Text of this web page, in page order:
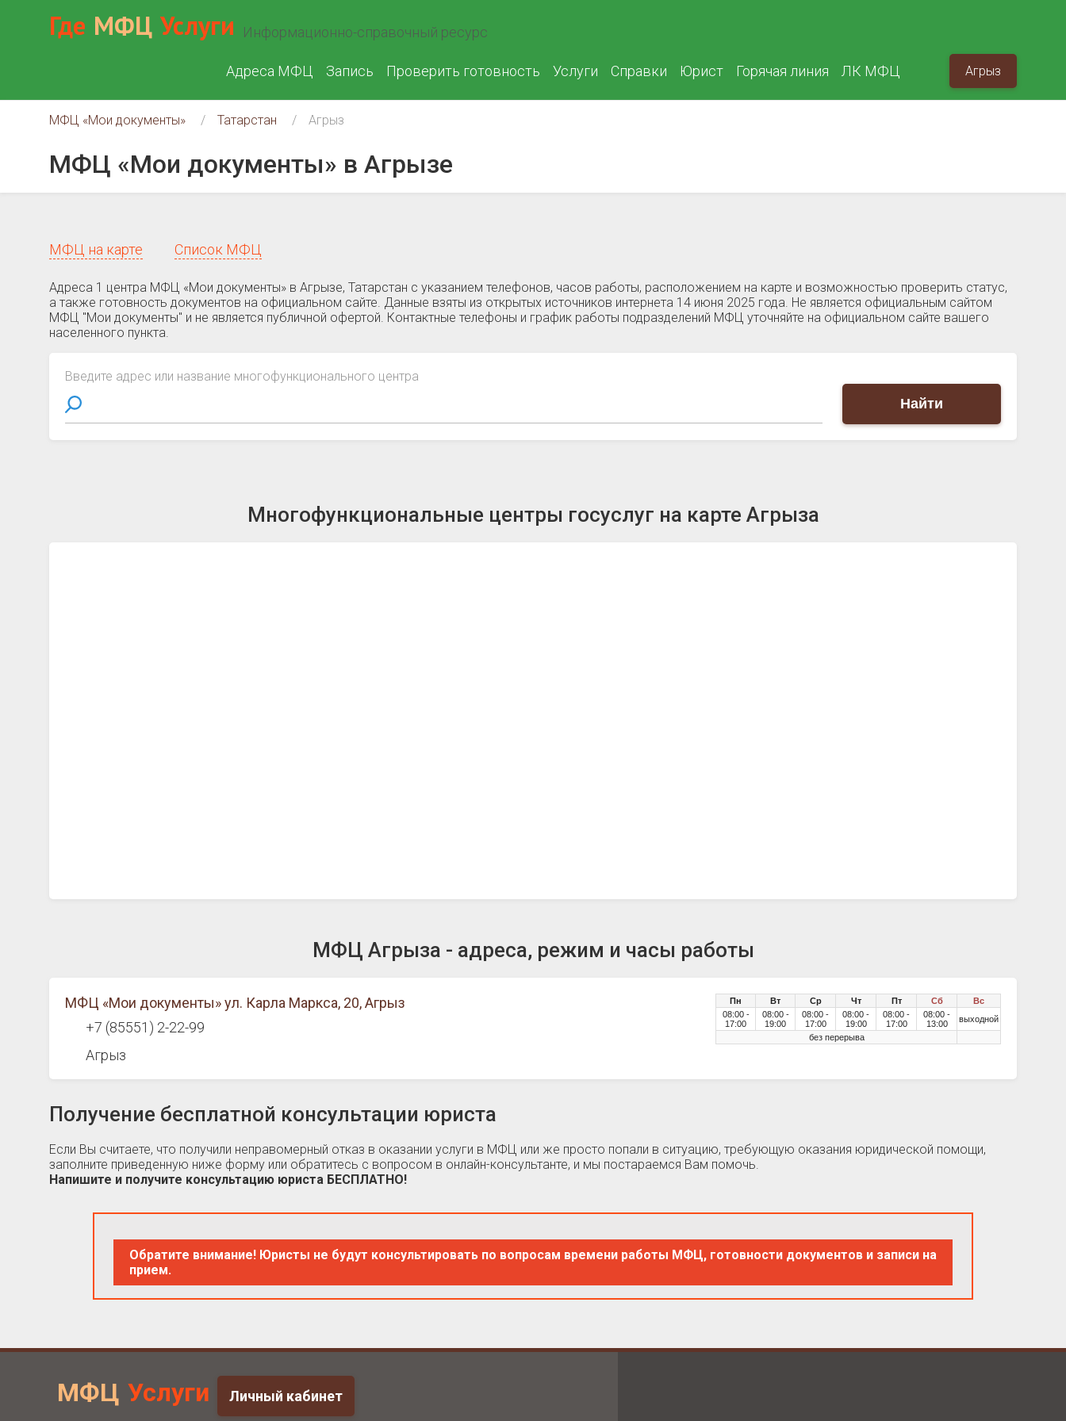
Где МФЦ Услуги Информационно-справочный ресурс
Адреса МФЦ Запись Проверить готовность Услуги Справки Юрист Горячая линия ЛК МФЦ Агрыз
МФЦ «Мои документы» Татарстан Агрыз
МФЦ «Мои документы» в Агрызе
МФЦ на карте Список МФЦ
Адреса 1 центра МФЦ «Мои документы» в Агрызе, Татарстан c указанием телефонов, часов работы, расположением на карте и возможностью проверить статус,
а также готовность документов на официальном сайте. Данные взяты из открытых источников интернета 14 июня 2025 года. Не является официальным сайтом
МФЦ "Мои документы" и не является публичной офертой. Контактные телефоны и график работы подразделений МФЦ уточняйте на официальном сайте вашего
населенного пункта.
Введите адрес или название многофункционального центра
Найти
Многофункциональные центры госуслуг на карте Агрыза
МФЦ Агрыза - адреса, режим и часы работы
МФЦ «Мои документы» ул. Карла Маркса, 20, Агрыз
+7 (85551) 2-22-99
Агрыз
Пн Вт Ср Чт Пт Сб
Вс
08:00 -
17:00
08:00 -
19:00
08:00 -
17:00
08:00 -
19:00
08:00 -
17:00
08:00 -
13:00
выходной
без перерыва
Получение бесплатной консультации юриста
Если Вы считаете, что получили неправомерный отказ в оказании услуги в МФЦ или же просто попали в ситуацию, требующую оказания юридической помощи,
заполните приведенную ниже форму или обратитесь с вопросом в онлайн-консультанте, и мы постараемся Вам помочь.
Напишите и получите консультацию юриста БЕСПЛАТНО!
Обратите внимание! Юристы не будут консультировать по вопросам времени работы МФЦ, готовности документов и записи на
прием.
МФЦ Услуги Личный кабинет